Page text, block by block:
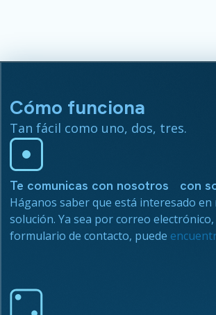
Cómo funciona
Tan fácil como uno, dos, tres.
Te comunicas con nosotros con
Háganos saber que está interesado en
solución. Ya sea por correo
formulario de contacto, puede